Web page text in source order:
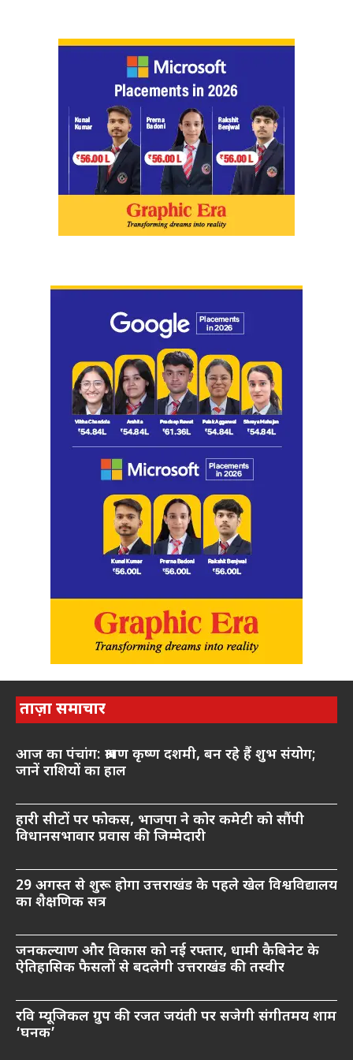
ताज़ा समाचार
आज का पंचांग: श्रावण कृष्ण दशमी, बन रहे हैं शुभ संयोग;
जानें राशियों का हाल
हारी सीटों पर फोकस, भाजपा ने कोर कमेटी को सौंपी
विधानसभावार प्रवास की जिम्मेदारी
29 अगस्त से शुरू होगा उत्तराखंड के पहले खेल विश्वविद्यालय
का शैक्षणिक सत्र
जनकल्याण और विकास को नई रफ्तार, धामी कैबिनेट के
ऐतिहासिक फैसलों से बदलेगी उत्तराखंड की तस्वीर
रवि म्यूजिकल ग्रुप की रजत जयंती पर सजेगी संगीतमय शाम
‘घनक’